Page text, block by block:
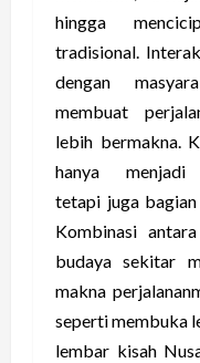
hingga
tradisional.
dengan
membuat
lebih bermakna.
hanya menjadi
tetapi juga
Kombinasi
budaya sekitar
makna
seperti membuka
lembar kisah